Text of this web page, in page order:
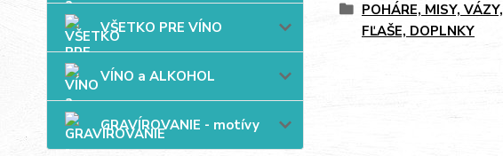
VŠETKO PRE VÍNO
VÍNO a ALKOHOL
GRAVÍROVANIE - motívy
POHÁRE, MISY, VÁZY,
FĽAŠE, DOPLNKY